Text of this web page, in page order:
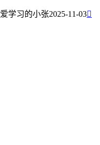
爱学习的小张2025-11-03